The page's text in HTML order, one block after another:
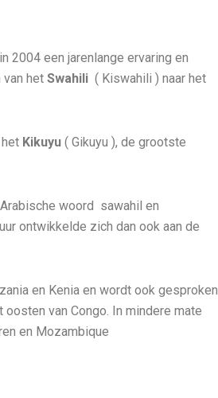
2004 een jarenlange ervaring en
het Swahili ( Kiswahili ) naar het
Kikuyu ( Gikuyu ), de grootste
woord sawahil en
ontwikkelde zich dan ook aan de
en Kenia en wordt ook gesproken
oosten van Congo. In mindere mate
en Mozambique